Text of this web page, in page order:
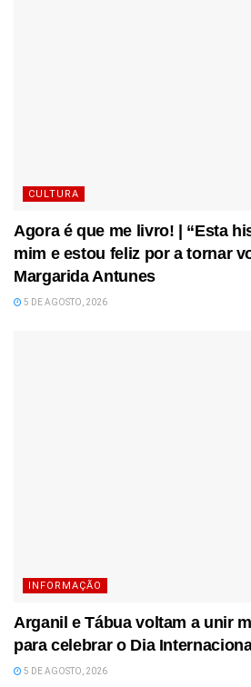
CULTURA
Agora é que me livro! | “Esta
mim e estou feliz por a tornar
Margarida Antunes
5 DE AGOSTO, 2026
INFORMAÇÃO
Arganil e Tábua voltam a unir
para celebrar o Dia
5 DE AGOSTO, 2026